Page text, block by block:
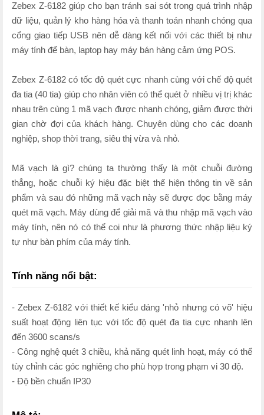
Zebex Z-6182 giúp cho bạn tránh sai sót trong quá trình nhập
dữ liệu, quản lý kho hàng hóa và thanh toán nhanh chóng qua
cổng giao tiếp USB nên dễ dàng kết nối với các thiết bị như
máy tính để bàn, laptop hay máy bán hàng cảm ứng POS.
Zebex Z-6182 có tốc độ quét cực nhanh cùng với chế độ quét
đa tia (40 tia) giúp cho nhân viên có thể quét ở nhiều vị trị khác
nhau trên cùng 1 mã vạch được nhanh chóng, giảm được thời
gian chờ đợi của khách hàng. Chuyên dùng cho các doanh
nghiệp, shop thời trang, siêu thị vừa và nhỏ.
Mã vạch là gì? chúng ta thường thấy là một chuỗi đường
thẳng, hoặc chuỗi ký hiệu đặc biệt thể hiện thông tin về sản
phẩm và sau đó những mã vạch này sẽ được đọc bằng máy
quét mã vạch. Máy dùng để giải mã và thu nhập mã vạch vào
máy tính, nên nó có thể coi như là phương thức nhập liệu ký
tự như bàn phím của máy tính.
Tính năng nổi bật:
- Zebex Z-6182 với thiết kế kiểu dáng 'nhỏ nhưng có võ' hiệu
suất hoạt động liên tục với tốc độ quét đa tia cực nhanh lên
đến 3600 scans/s
- Công nghệ quét 3 chiều, khả năng quét linh hoạt, máy có thể
tùy chỉnh các góc nghiêng cho phù hợp trong phạm vi 30 độ.
- Độ bền chuẩn IP30